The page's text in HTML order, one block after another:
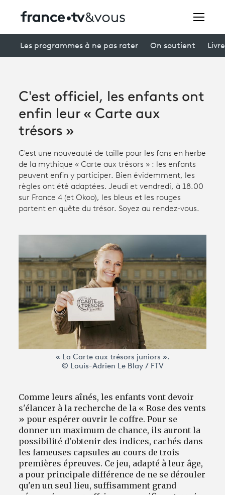
connexion
Avantages fidélité
Creators
À la une
Participer et assister à une émission
À votre écoute
Productions et innovation
Programme tv
Les programmes à ne pas rater On soutient
C'est officiel, les enfants ont
enfin leur « Carte aux
trésors »
C'est une nouveauté de taille pour les fans en herbe
de la mythique « Carte aux trésors » : les enfants
peuvent enfin y participer. Bien évidemment, les
règles ont été adaptées. Jeudi et vendredi, à 18.00
sur France 4 (et Okoo), les bleus et les rouges
partent en quête du trésor. Soyez au rendez-vous.
« La Carte aux trésors juniors ».
© Louis-Adrien Le Blay / FTV
Comme leurs aînés, les enfants vont devoir
s'élancer à la recherche de la « Rose des vents
» pour espérer ouvrir le coffre. Pour se
donner un maximum de chance, ils auront la
possibilité d'obtenir des indices, cachés dans
les fameuses capsules au cours de trois
premières épreuves. Ce jeu, adapté à leur âge,
a pour principale différence de ne se dérouler
qu'en un seul lieu, suffisamment grand